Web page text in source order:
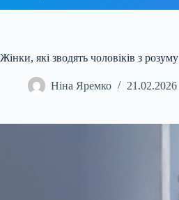
Жінки, які зводять чоловіків з
Ніна Яремко 21.02.2026